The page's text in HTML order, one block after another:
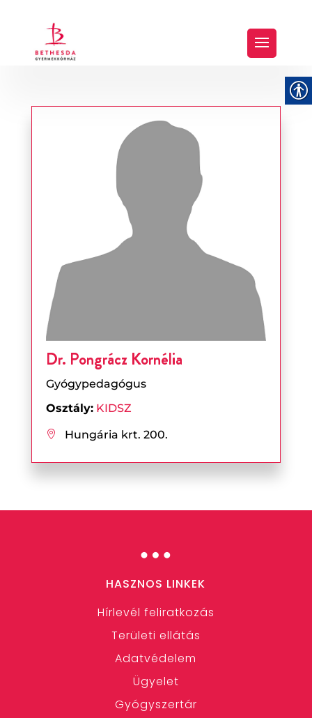
Dr. Pongrácz Kornélia
Gyógypedagógus
Osztály: KIDSZ
 Hungária krt. 200.
…
HASZNOS LINKEK
Hírlevél feliratkozás
Területi ellátás
Adatvédelem
Ügyelet
Gyógyszertár